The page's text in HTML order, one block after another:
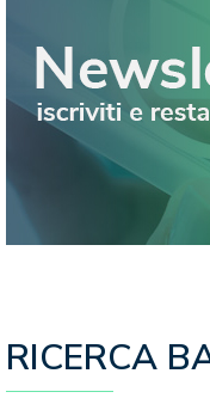
RICERCA